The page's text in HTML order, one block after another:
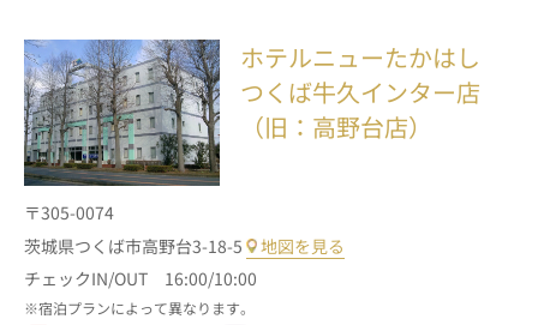
ホテルニューたかはし
つくば牛久インター店
（旧：高野台店）
〒305-0074
茨城県つくば市高野台3-18-5
地図を見る
チェックIN/OUT 16:00/10:00
宿泊プランによって異なります。